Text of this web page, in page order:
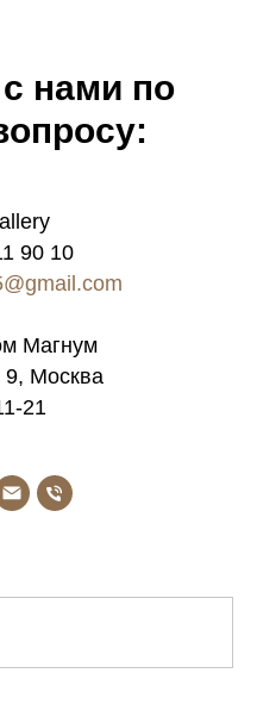
нами по
90 10
Магнум
9, Москва
21